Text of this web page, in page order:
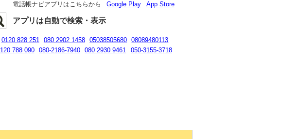
電話帳ナビアプリはこちらから Google Play App Store
アプリは自動で検索・表示
0120 828 251 080 2902 1458 05038505680
08089480113
788 090 080-2186-7940 080 2930 9461
050-3155-3718